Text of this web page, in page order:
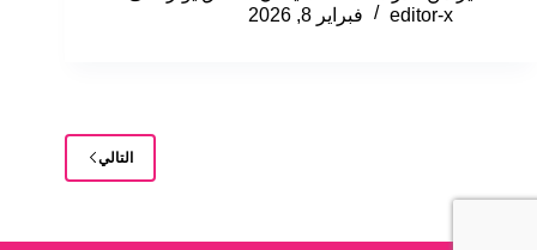
editor-x
فبراير 8, 2026
التالي